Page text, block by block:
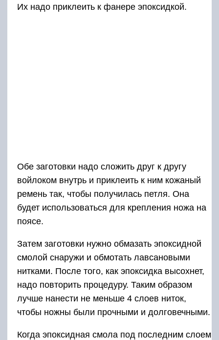
Их надо приклеить к фанере эпоксидкой.
Обе заготовки надо сложить друг к другу
войлоком внутрь и приклеить к ним кожаный
ремень так, чтобы получилась петля. Она
будет использоваться для крепления ножа на
поясе.
Затем заготовки нужно обмазать эпоксидной
смолой снаружи и обмотать лавсановыми
нитками. После того, как эпоксидка высохнет,
надо повторить процедуру. Таким образом
лучше нанести не меньше 4 слоев ниток,
чтобы ножны были прочными и долговечными.
Когда эпоксидная смола под последним слоем